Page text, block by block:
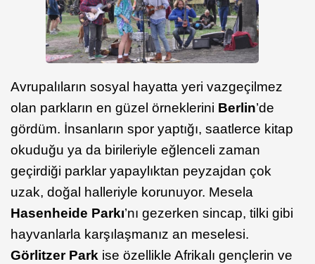
Avrupalıların sosyal hayatta yeri vazgeçilmez
olan parkların en güzel örneklerini Berlin’de
gördüm. İnsanların spor yaptığı, saatlerce kitap
okuduğu ya da birileriyle eğlenceli zaman
geçirdiği parklar yapaylıktan peyzajdan çok
uzak, doğal halleriyle korunuyor. Mesela
Hasenheide Parkı’nı gezerken sincap, tilki gibi
hayvanlarla karşılaşmanız an meselesi.
Görlitzer Park ise özellikle Afrikalı gençlerin ve